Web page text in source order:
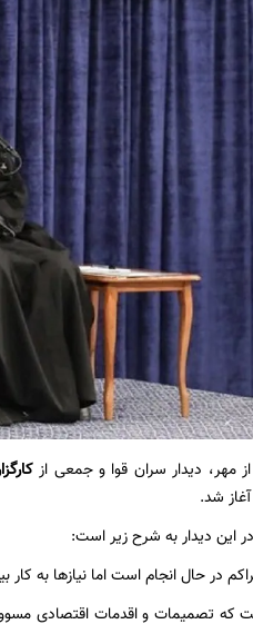
مهر، دیدار سران قوا و جمعی از
شد.
این دیدار به شرح زیر است:
در حال انجام است اما نیازها به کار
که تصمیمات و اقدمات اقتصادی